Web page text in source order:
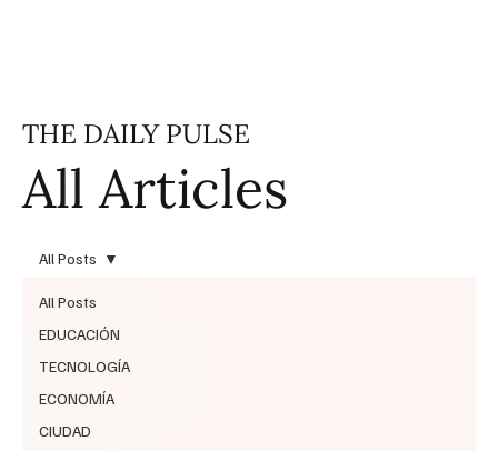
All Articles
THE DAILY PULSE
All Posts
EDUCACIÓN
TECNOLOGÍA
ECONOMÍA
CIUDAD
All Posts